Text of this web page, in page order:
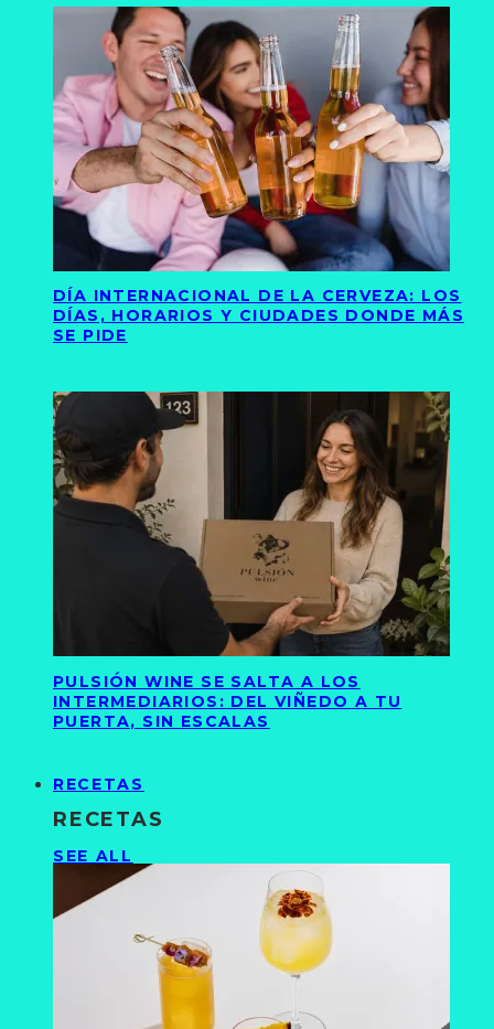
DÍA INTERNACIONAL DE LA CERVEZA: LOS
DÍAS, HORARIOS Y CIUDADES DONDE MÁS
SE PIDE
PULSIÓN WINE SE SALTA A LOS
INTERMEDIARIOS: DEL VIÑEDO A TU
PUERTA, SIN ESCALAS
RECETAS
RECETAS
SEE ALL